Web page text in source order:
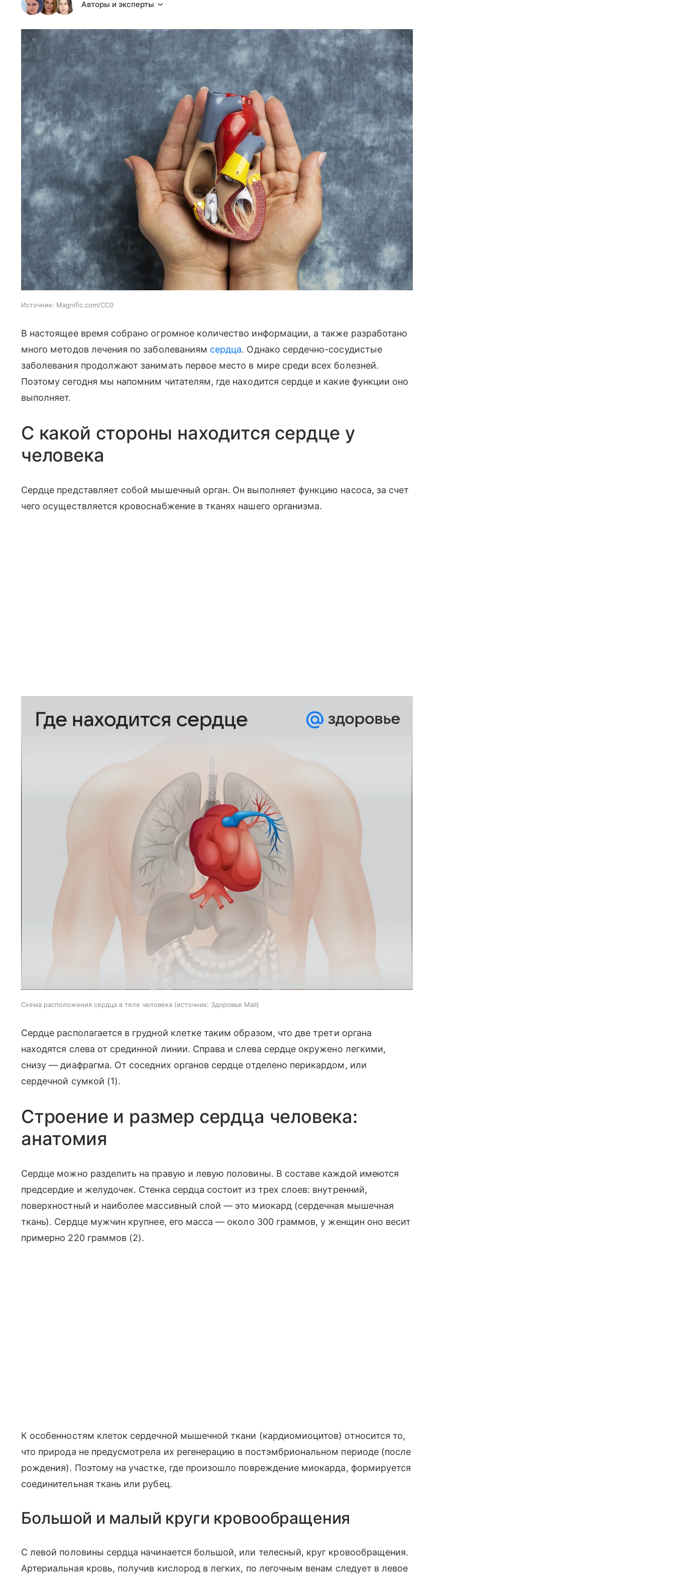
Авторы и эксперты
Источник: Magnific.com/CC0
В настоящее время собрано огромное количество информации, а также разработано
много методов лечения по заболеваниям сердца. Однако сердечно-сосудистые
заболевания продолжают занимать первое место в мире среди всех болезней.
Поэтому сегодня мы напомним читателям, где находится сердце и какие функции оно
выполняет.
С какой стороны находится сердце у
человека
Сердце представляет собой мышечный орган. Он выполняет функцию насоса, за счет
чего осуществляется кровоснабжение в тканях нашего организма.
Схема расположения сердца в теле человека источник: Здоровье Mail
Сердце располагается в грудной клетке таким образом, что две трети органа
находятся слева от срединной линии. Справа и слева сердце окружено легкими,
снизу — диафрагма. От соседних органов сердце отделено перикардом, или
сердечной сумкой (1).
Строение и размер сердца человека:
анатомия
Сердце можно разделить на правую и левую половины. В составе каждой имеются
предсердие и желудочек. Стенка сердца состоит из трех слоев: внутренний,
поверхностный и наиболее массивный слой — это миокард (сердечная мышечная
ткань). Сердце мужчин крупнее, его масса — около 300 граммов, у женщин оно весит
примерно 220 граммов (2).
К особенностям клеток сердечной мышечной ткани (кардиомиоцитов) относится то,
что природа не предусмотрела их регенерацию в постэмбриональном периоде (после
рождения). Поэтому на участке, где произошло повреждение миокарда, формируется
соединительная ткань или рубец.
Большой и малый круги кровообращения
С левой половины сердца начинается большой, или телесный, круг кровообращения.
Артериальная кровь, получив кислород в легких, по легочным венам следует в левое